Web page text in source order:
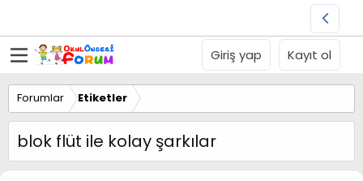
Giriş yap Kayıt ol
Forumlar Etiketler
blok flüt ile kolay şarkılar